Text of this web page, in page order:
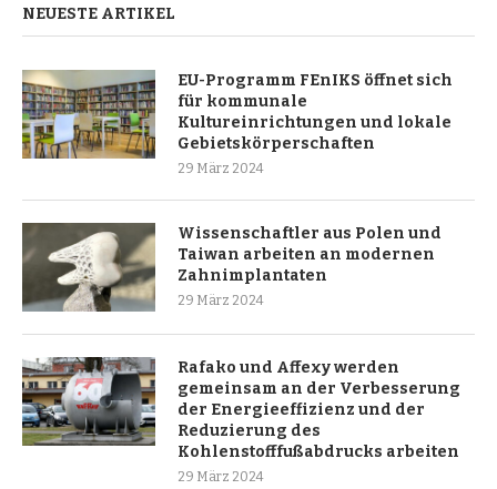
NEUESTE ARTIKEL
EU-Programm FEnIKS öffnet sich
für kommunale
Kultureinrichtungen und lokale
Gebietskörperschaften
29 März 2024
Wissenschaftler aus Polen und
Taiwan arbeiten an modernen
Zahnimplantaten
29 März 2024
Rafako und Affexy werden
gemeinsam an der Verbesserung
der Energieeffizienz und der
Reduzierung des
Kohlenstofffußabdrucks arbeiten
29 März 2024